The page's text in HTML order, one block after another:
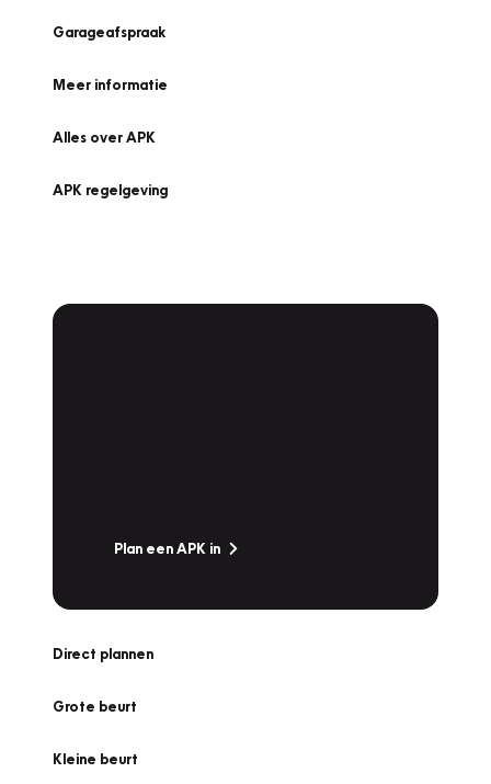
Garageafspraak
Meer informatie
Alles over APK
APK regelgeving
Plan een APK in
Direct plannen
Grote beurt
Kleine beurt